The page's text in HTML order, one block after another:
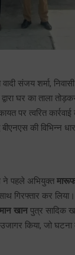
संजय शर्मा,
घर का ताला
पर त्वरित
बीएनएस की विभिन्न
ने पहले अभियुक्त
गिरफ्तार कर
खान पुत्र सादिक
किया, जो